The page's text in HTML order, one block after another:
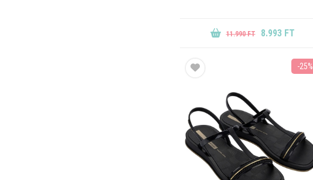
11.990 FT 8.993 FT
-25%